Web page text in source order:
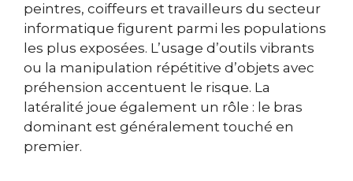
peintres, coiffeurs et travailleurs du secteur
informatique figurent parmi les populations
les plus exposées. L’usage d’outils vibrants
ou la manipulation répétitive d’objets avec
préhension accentuent le risque. La
latéralité joue également un rôle : le bras
dominant est généralement touché en
premier.